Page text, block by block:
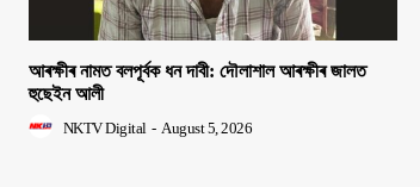
আৰক্ষীৰ নামত বলপূৰ্বক ধন দাবী: দৌলাশাল আৰক্ষীৰ জালত
হুছেইন আলী
NKTV Digital - August 5, 2026